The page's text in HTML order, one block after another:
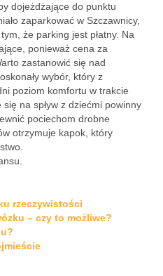
dojeżdżające do punktu
zaparkować w Szczawnicy,
że parking jest płatny. Na
ponieważ cena za
zastanowić się nad
wybór, który z
poziom komfortu w trakcie
na spływ z dziećmi powinny
pociechom drobne
otrzymuje kapok, który
rzeczywistości
– czy to możliwe?